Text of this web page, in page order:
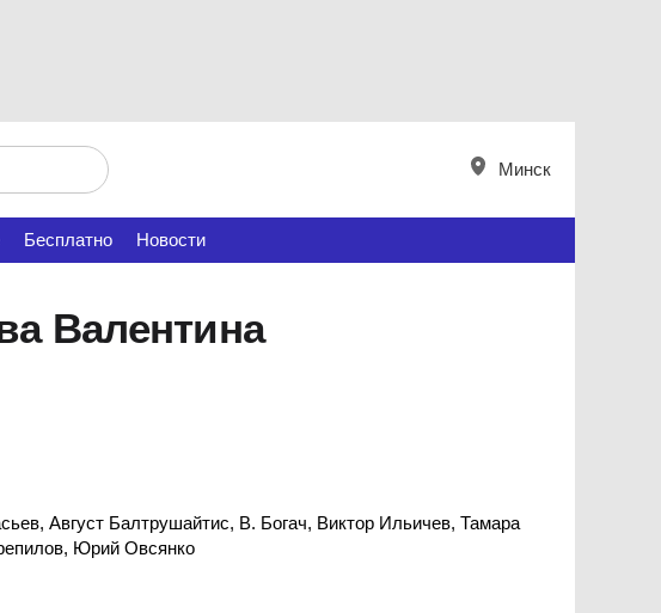
Минск
Бесплатно Новости
Валентина
Август Балтрушайтис, В. Богач, Виктор Ильичев, Тамара
Юрий Овсянко